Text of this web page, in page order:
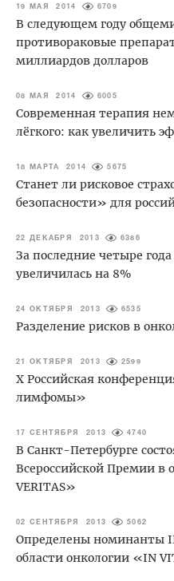
19 МАЯ 2014 6709
В следующем году
противораковые
миллиардов долларов
08 МАЯ 2014 6005
Современная терапия
лёгкого: как увеличить
18 МАРТА 2014 5675
Станет ли рисковое
безопасности» для
22 ДЕКАБРЯ 2013 6386
За последние четыре
увеличилась на 8%
24 ОКТЯБРЯ 2013 6535
Разделение рисков в
21 ОКТЯБРЯ 2013 2599
X Российская
лимфомы»
17 СЕНТЯБРЯ 2013 4740
В Санкт-Петербурге
Всероссийской Премии в
VERITAS»
02 СЕНТЯБРЯ 2013 5062
Определены номинанты
области онкологии «IN